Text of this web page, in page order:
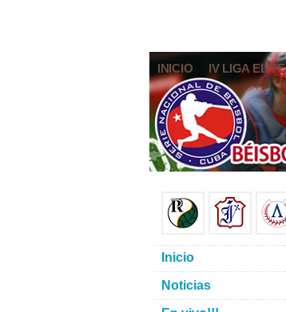
INICIO IV LIGA ELITE
Inicio
Noticias